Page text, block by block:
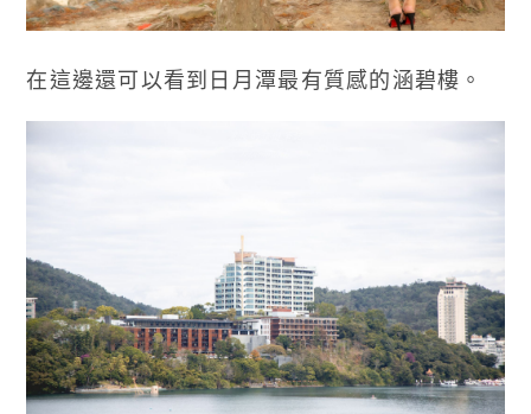
在這邊還可以看到日月潭最有質感的涵碧樓。